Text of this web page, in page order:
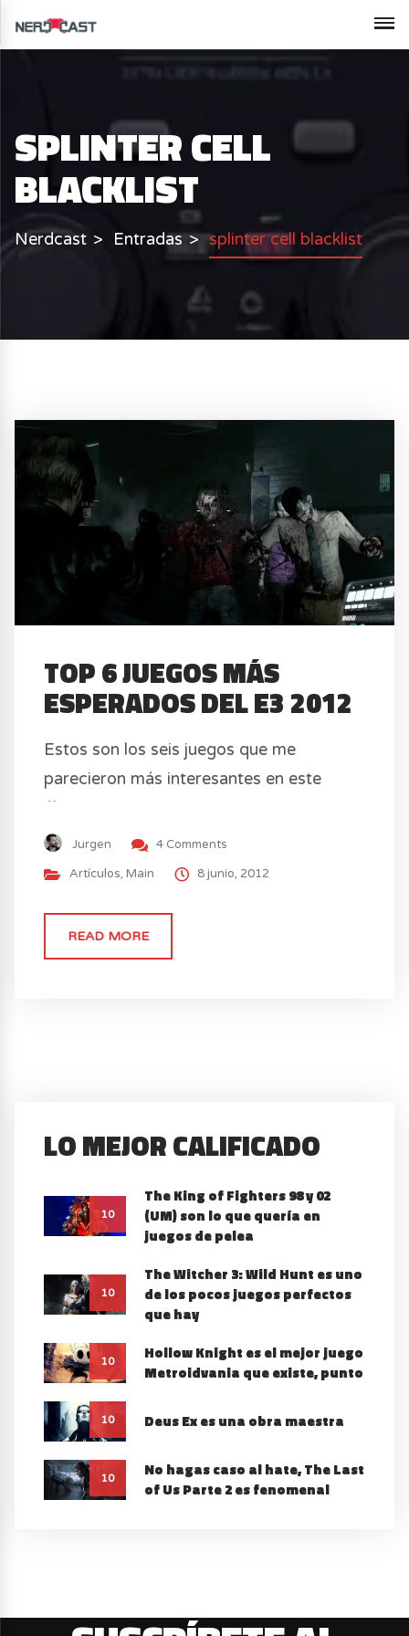
SPLINTER CELL
BLACKLIST
Nerdcast Entradas splinter cell blacklist
TOP 6 JUEGOS MÁS
ESPERADOS DEL E3 2012
Estos son los seis juegos que me
parecieron más interesantes en este
último E3 2012.
Jurgen
4 Comments
Artículos,Main 8 junio, 2012
READ MORE
LO MEJOR CALIFICADO
10
The King of Fighters 98 y 02
(UM) son lo que quería en
juegos de pelea
10
The Witcher 3: Wild Hunt es uno
de los pocos juegos perfectos
que hay
10
Hollow Knight es el mejor juego
Metroidvania que existe, punto
10 Deus Ex es una obra maestra
10
No hagas caso al hate, The Last
of Us Parte 2 es fenomenal